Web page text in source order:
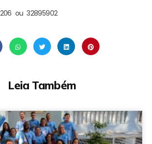
ou 32895902
Leia Também